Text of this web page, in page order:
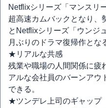
Netflixシリーズ「マンスリ
超高速カムバックとなり、
とNetflixシリーズ「ウンジ
月ぶりのドラマ復帰作とな
★リアルな共感
残業や職場の人間関係に疲
アルな会社員のバーンアウ
できる。
★ツンデレ上司のギャップ